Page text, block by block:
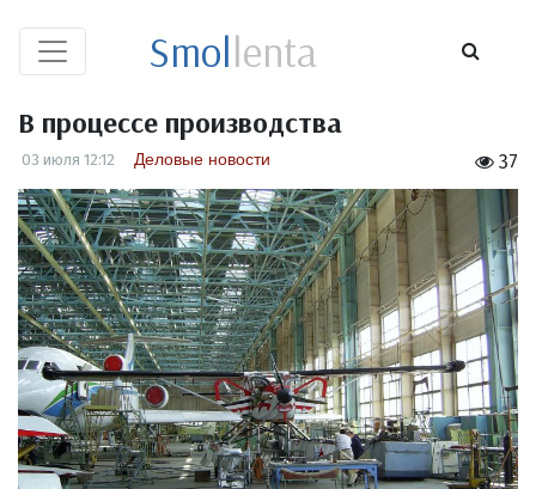
Smollenta
В процессе производства
37
03 июля 12:12 Деловые новости